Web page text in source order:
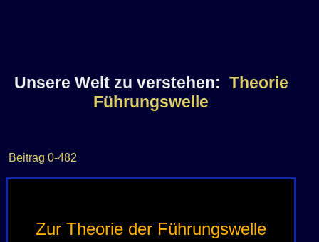
welt-
verstehen/
stw5587TFBV
Unsere Welt zu verstehen: Theorie
Führungswelle
Beitrag 0-482
Zur Theorie der Führungswelle